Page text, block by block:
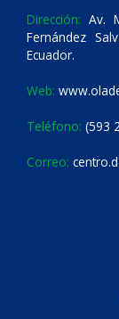
Dirección: Av.
Fernández
Ecuador.
Web:
Teléfono: (593
Correo: